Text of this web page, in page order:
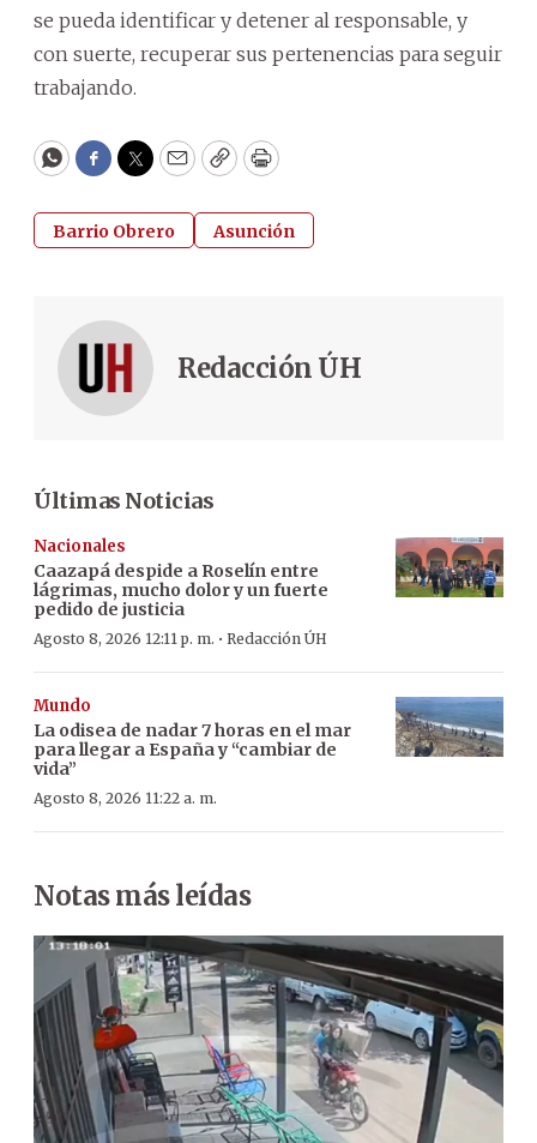
se pueda identificar y detener al responsable, y
con suerte, recuperar sus pertenencias para seguir
trabajando.
WhatsApp
Facebook
Twitter
EmailCopyPrint
Barrio Obrero Asunción
Redacción ÚH
Últimas Noticias
Nacionales
Caazapá despide a Roselín entre
lágrimas, mucho dolor y un fuerte
pedido de justicia
Agosto 8, 2026 12:11 p. m. · Redacción ÚH
Mundo
La odisea de nadar 7 horas en el mar
para llegar a España y “cambiar de
vida”
Agosto 8, 2026 11:22 a. m.
Notas más leídas